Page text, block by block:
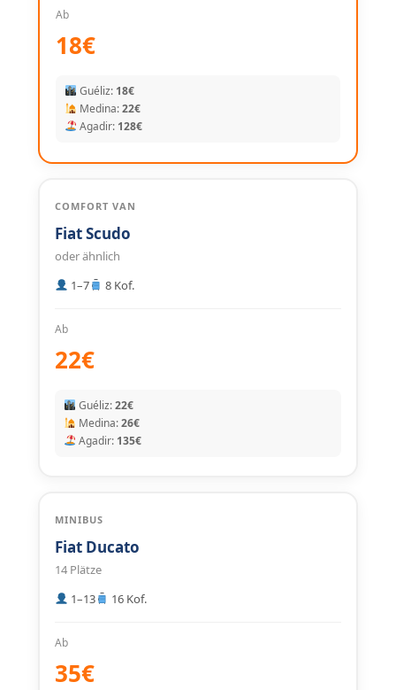
Ab
18€
Guéliz: 18€
Medina:22€
Agadir: 128€
COMFORT VAN
Fiat Scudo
oder ähnlich
1–7
8 Kof.
Ab
22€
Guéliz:22€
Medina:26€
Agadir: 135€
MINIBUS
Fiat Ducato
14 Plätze
1–13
16 Kof.
Ab
35€